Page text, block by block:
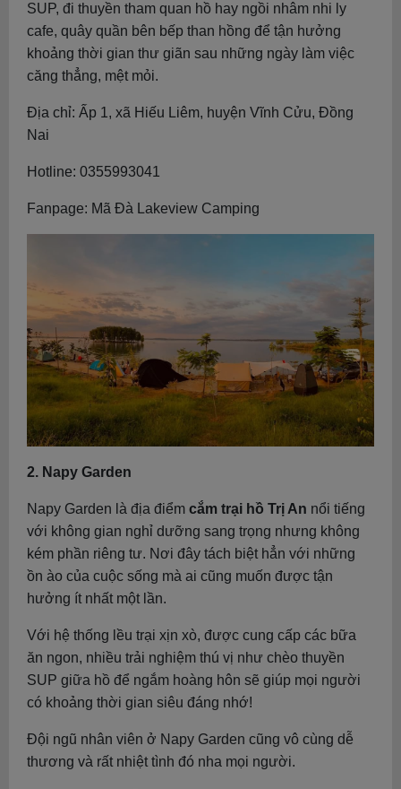
SUP, đi thuyền tham quan hồ hay ngồi nhâm nhi ly
cafe, quây quần bên bếp than hồng để tận hưởng
khoảng thời gian thư giãn sau những ngày làm việc
căng thẳng, mệt mỏi.
Địa chỉ: Ấp 1, xã Hiếu Liêm, huyện Vĩnh Cửu, Đồng
Nai
Hotline: 0355993041
Fanpage: Mã Đà Lakeview Camping
2. Napy Garden
Napy Garden là địa điểm cắm trại hồ Trị An nổi tiếng
với không gian nghỉ dưỡng sang trọng nhưng không
kém phần riêng tư. Nơi đây tách biệt hẳn với những
ồn ào của cuộc sống mà ai cũng muốn được tận
hưởng ít nhất một lần.
Với hệ thống lều trại xịn xò, được cung cấp các bữa
ăn ngon, nhiều trải nghiệm thú vị như chèo thuyền
SUP giữa hồ để ngắm hoàng hôn sẽ giúp mọi người
có khoảng thời gian siêu đáng nhớ!
Đội ngũ nhân viên ở Napy Garden cũng vô cùng dễ
thương và rất nhiệt tình đó nha mọi người.